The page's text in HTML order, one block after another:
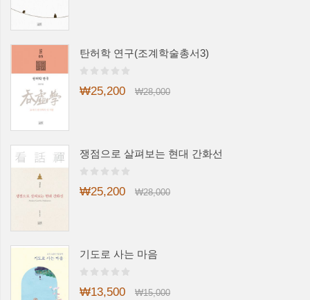
탄허학 연구(조계학술총서3)
₩25,200 ₩28,000
쟁점으로 살펴보는 현대 간화선
₩25,200 ₩28,000
기도로 사는 마음
₩13,500 ₩15,000